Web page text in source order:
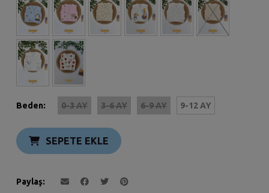
Beden: 0-3 AY 3-6 AY 6-9 AY 9-12 AY
SEPETE EKLE
Paylaş